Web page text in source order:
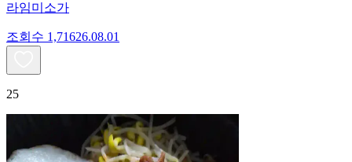
라임미소가
조회수 1,71626.08.01
25